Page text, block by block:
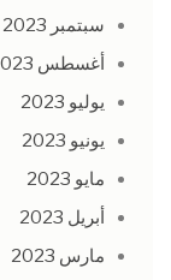
سبتمبر 2023
أغسطس 2023
يوليو 2023
يونيو 2023
مايو 2023
أبريل 2023
مارس 2023